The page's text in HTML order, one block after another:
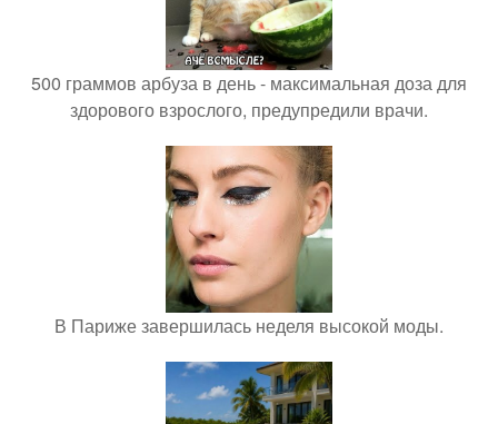
500 граммов арбуза в день - максимальная доза для
здорового взрослого, предупредили врачи.
В Париже завершилась неделя высокой моды.